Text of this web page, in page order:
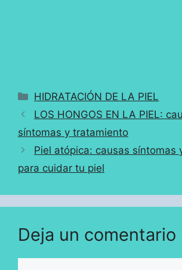
Categorías
HIDRATACIÓN DE LA PIEL
LOS HONGOS EN LA PIEL:
síntomas y tratamiento
Piel atópica: causas síntomas
para cuidar tu piel
Deja un comentario